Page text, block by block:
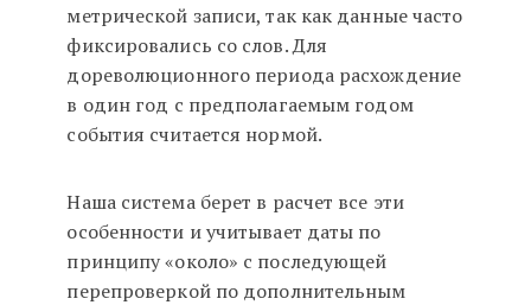
метрической записи, так как данные часто
фиксировались со слов. Для
дореволюционного периода расхождение
в один год с предполагаемым годом
события считается нормой.
Наша система берет в расчет все эти
особенности и учитывает даты по
принципу «около» с последующей
перепроверкой по дополнительным